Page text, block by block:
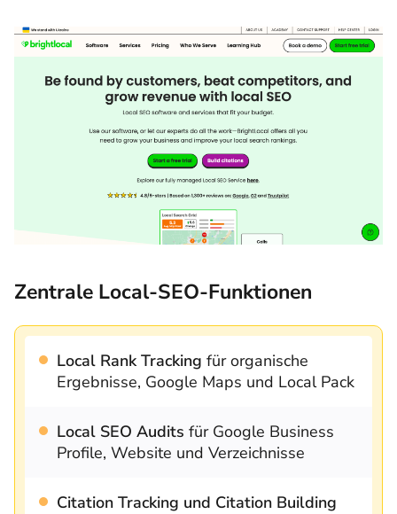
Zentrale Local-SEO-Funktionen
Local Rank Tracking für organische
Ergebnisse, Google Maps und Local Pack
Local SEO Audits für Google Business
Profile, Website und Verzeichnisse
Citation Tracking und Citation Building